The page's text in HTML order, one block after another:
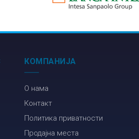
КОМПАНИЈА
О нама
Контакт
Политика приватности
Продајна места